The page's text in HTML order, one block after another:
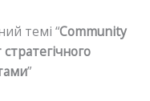
темі “Community
”